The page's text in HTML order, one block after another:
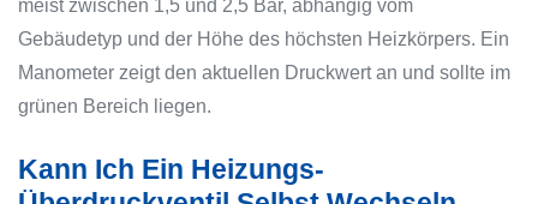
meist zwischen 1,5 und 2,5 Bar, abhängig vom
Gebäudetyp und der Höhe des höchsten Heizkörpers. Ein
Manometer zeigt den aktuellen Druckwert an und sollte im
grünen Bereich liegen.
Kann Ich Ein Heizungs-